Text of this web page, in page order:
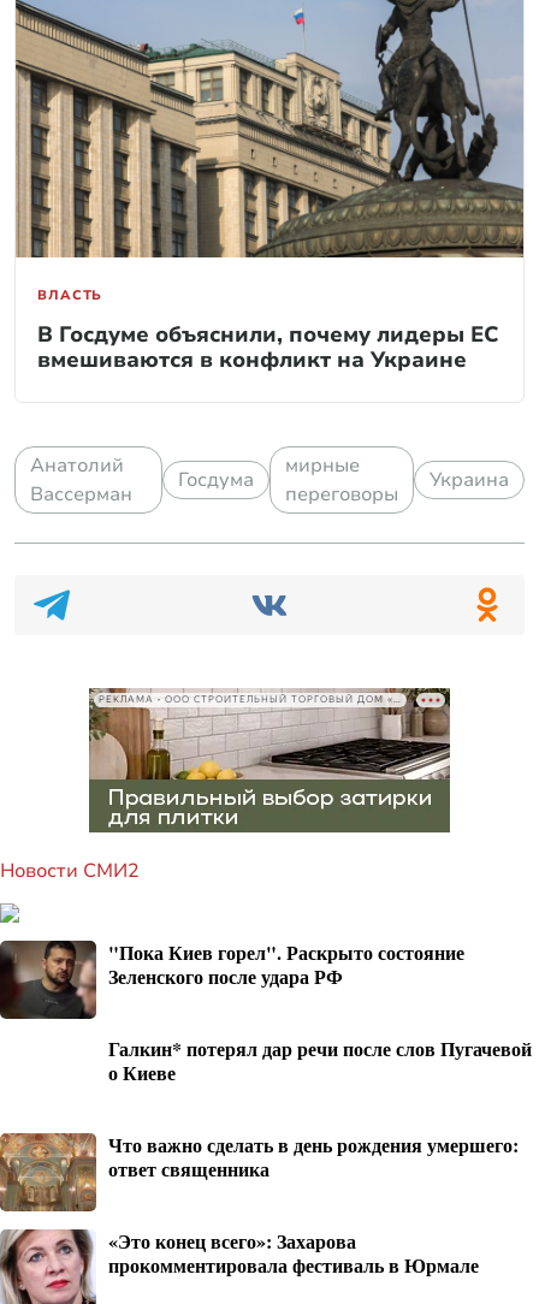
ВЛАСТЬ
В Госдуме объяснили, почему лидеры ЕС
вмешиваются в конфликт на Украине
Анатолий
Вассерман
Госдума
мирные
переговоры
Украина
РЕКЛАМА • ООО СТРОИТЕЛЬНЫЙ ТОРГОВЫЙ ДОМ «ПЕТРОВИЧ», ИНН 7802348846
Новости СМИ2
"Пока Киев горел". Раскрыто состояние
Зеленского после удара РФ
Галкин* потерял дар речи после слов Пугачевой
о Киеве
Что важно сделать в день рождения умершего:
ответ священника
«Это конец всего»: Захарова
прокомментировала фестиваль в Юрмале